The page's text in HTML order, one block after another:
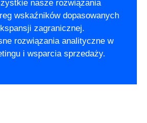
nasze rozwiązania
wskaźników dopasowanych
zagranicznej.
rozwiązania analityczne w
i wsparcia sprzedaży.